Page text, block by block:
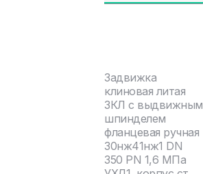
Задвижка
клиновая литая
ЗКЛ с выдвижным
шпинделем
фланцевая ручная
30нж41нж1 DN
350 PN 1,6 МПа